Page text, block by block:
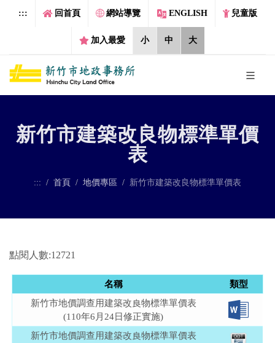
跳到主要內容區塊
::: 回首頁 網站導覽 ENGLISH 兒童版
加入最愛 小 中 大
新竹市建築改良物標準單價
表
::: 首頁 地價專區 新竹市建築改良物標準單價表
點閱人數:12721
名稱
類型
新竹市地價調查用建築改良物標準單價表
(110年6月24日修正實施)
新竹市地價調查用建築改良物標準單價表